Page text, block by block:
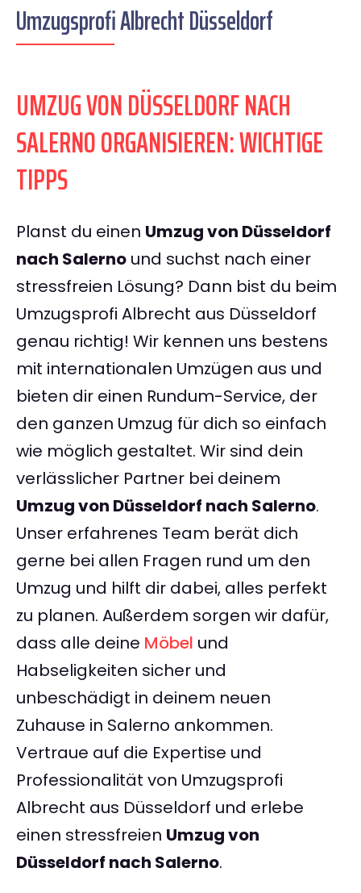
Umzugsprofi Albrecht Düsseldorf
UMZUG VON DÜSSELDORF NACH
SALERNO ORGANISIEREN: WICHTIGE
TIPPS
Planst du einen Umzug von Düsseldorf
nach Salerno und suchst nach einer
stressfreien Lösung? Dann bist du beim
Umzugsprofi Albrecht aus Düsseldorf
genau richtig! Wir kennen uns bestens
mit internationalen Umzügen aus und
bieten dir einen Rundum-Service, der
den ganzen Umzug für dich so einfach
wie möglich gestaltet. Wir sind dein
verlässlicher Partner bei deinem
Umzug von Düsseldorf nach Salerno.
Unser erfahrenes Team berät dich
gerne bei allen Fragen rund um den
Umzug und hilft dir dabei, alles perfekt
zu planen. Außerdem sorgen wir dafür,
dass alle deine Möbel und
Habseligkeiten sicher und
unbeschädigt in deinem neuen
Zuhause in Salerno ankommen.
Vertraue auf die Expertise und
Professionalität von Umzugsprofi
Albrecht aus Düsseldorf und erlebe
einen stressfreien Umzug von
Düsseldorf nach Salerno.